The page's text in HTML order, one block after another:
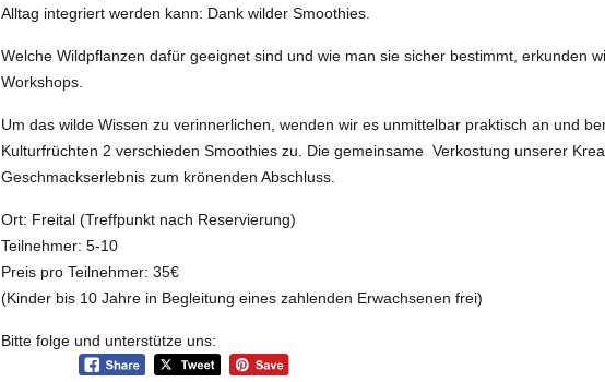
Alltag integriert werden kann: Dank wilder Smoothies.
Welche Wildpflanzen dafür geeignet sind und wie man sie sicher bestimmt, erkunden
Workshops.
Um das wilde Wissen zu verinnerlichen, wenden wir es unmittelbar praktisch an und
Kulturfrüchten 2 verschieden Smoothies zu. Die gemeinsame Verkostung unserer
Geschmackserlebnis zum krönenden Abschluss.
Ort: Freital (Treffpunkt nach Reservierung)
Teilnehmer: 5-10
Preis pro Teilnehmer: 35€
(Kinder bis 10 Jahre in Begleitung eines zahlenden Erwachsenen frei)
Bitte folge und unterstütze uns: